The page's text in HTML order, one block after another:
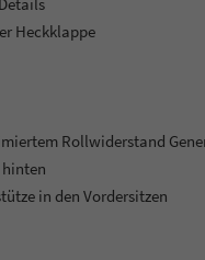
Heckklappe
Rollwiderstand
in den Vordersitzen